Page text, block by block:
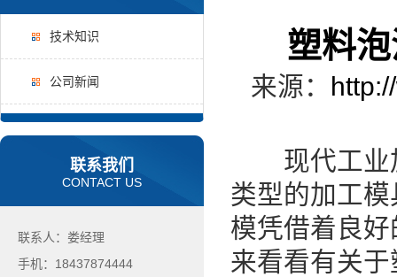
技术知识
公司新闻
联系我们
CONTACT US
联系人：娄经理
手机：18437874444
塑料
来源：
现代工业加
类型的加工
模凭借着良
来看看有关于